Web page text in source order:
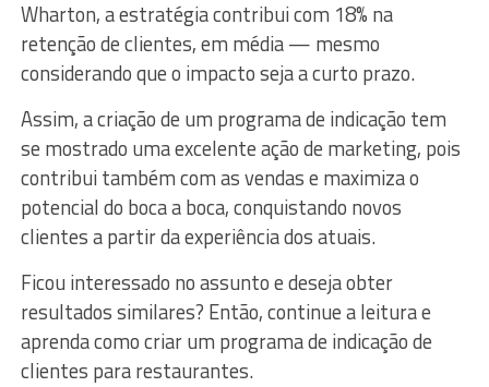
Wharton, a estratégia contribui com 18% na
retenção de clientes, em média — mesmo
considerando que o impacto seja a curto prazo.
Assim, a criação de um programa de indicação tem
se mostrado uma excelente ação de marketing, pois
contribui também com as vendas e maximiza o
potencial do boca a boca, conquistando novos
clientes a partir da experiência dos atuais.
Ficou interessado no assunto e deseja obter
resultados similares? Então, continue a leitura e
aprenda como criar um programa de indicação de
clientes para restaurantes.